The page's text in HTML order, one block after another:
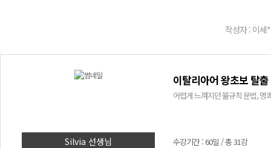
작성자 : 이세*
Silvia 선생님
이탈리아어 왕초보 탈
어렵게 느껴지던 불규칙 문법, 명
수강기간 : 60일 / 총 31강